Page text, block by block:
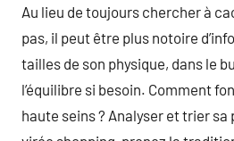
Au lieu de toujours chercher à
pas, il peut être plus notoire
tailles de son physique, dans le
l’équilibre si besoin. Comment
haute seins ? Analyser et trier sa